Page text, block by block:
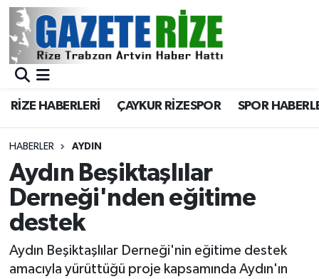
RİZE HABERLERİ ÇAYKUR RİZESPOR SPOR
HABERLER AYDIN
Aydın Beşiktaşlılar
Derneği'nden eğitime
destek
Aydın Beşiktaşlılar Derneği'nin eğitime destek
amacıyla yürüttüğü proje kapsamında Aydın'ın
BÖLGEMİZ
Asayiş
Rize Jandarma Komutanlığı
Bilim Teknoloji
Advertising news
Merkez Nöbetçi Eczaneler
Merkez Trafik Yoğunluk Haritası
Süper Lig Puan Durumu ve Fikstür
Tüm Manşetler
Haber Arşivi